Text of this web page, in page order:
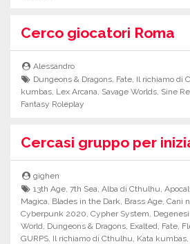
Cerco giocatori Roma
Alessandro
Dungeons & Dragons, Fate, Il richiamo di
kumbas, Lex Arcana, Savage Worlds, Sine
Fantasy Roleplay
Cercasi gruppo per
gighen
13th Age,7th Sea,Alba di Cthulhu,
Magica, Blades in the Dark, Brass Age, Cani
Cyberpunk 2020, Cypher System,
World, Dungeons & Dragons, Exalted, Fate,
GURPS, Il richiamo di Cthulhu, Kata kumbas,